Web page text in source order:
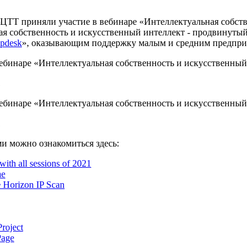
приняли участие в вебинаре «Интеллектуальная
собственность и искусственный интеллект -
», оказывающим поддержку малым и средним
«Интеллектуальная собственность и
«Интеллектуальная собственность и
можно ознакомиться здесь:
all sessions of 2021
IP Scan